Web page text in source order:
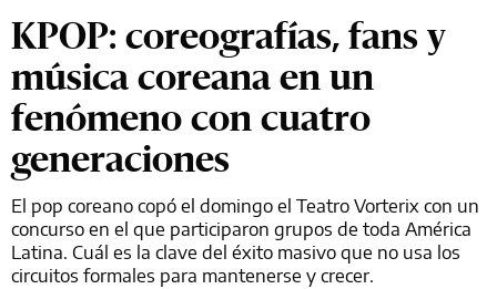
KPOP: coreografías, fans y
música coreana en un
fenómeno con cuatro
generaciones
El pop coreano copó el domingo el Teatro Vorterix con un
concurso en el que participaron grupos de toda América
Latina. Cuál es la clave del éxito masivo que no usa los
circuitos formales para mantenerse y crecer.